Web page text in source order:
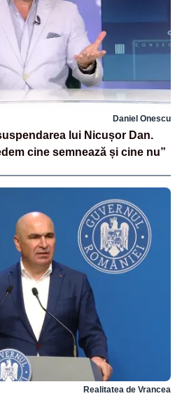
Daniel Onescu
lui Nicușor Dan.
cine semnează și cine nu”
Realitatea de Vrancea